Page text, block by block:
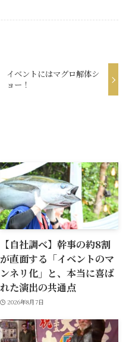
イベントにはマグロ解体シ
ョー！
【自社調べ】幹事の約8割
が直面する「イベントのマ
ンネリ化」と、本当に喜ば
れた演出の共通点
2026年8月7日